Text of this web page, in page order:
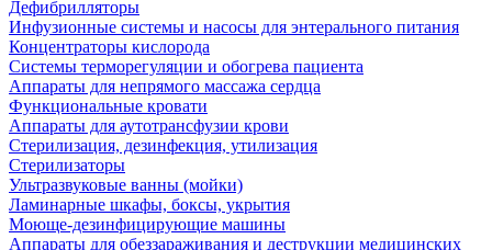
Дефибрилляторы
Инфузионные системы и насосы для энтерального питания
Концентраторы кислорода
Системы терморегуляции и обогрева пациента
Аппараты для непрямого массажа сердца
Функциональные кровати
Аппараты для аутотрансфузии крови
Стерилизация, дезинфекция, утилизация
Стерилизаторы
Ультразвуковые ванны (мойки)
Ламинарные шкафы, боксы, укрытия
Моюще-дезинфицирующие машины
Аппараты для обеззараживания и деструкции медицинских